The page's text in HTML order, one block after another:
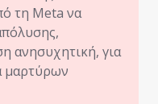
τη Meta να
ανησυχητική, για
μαρτύρων